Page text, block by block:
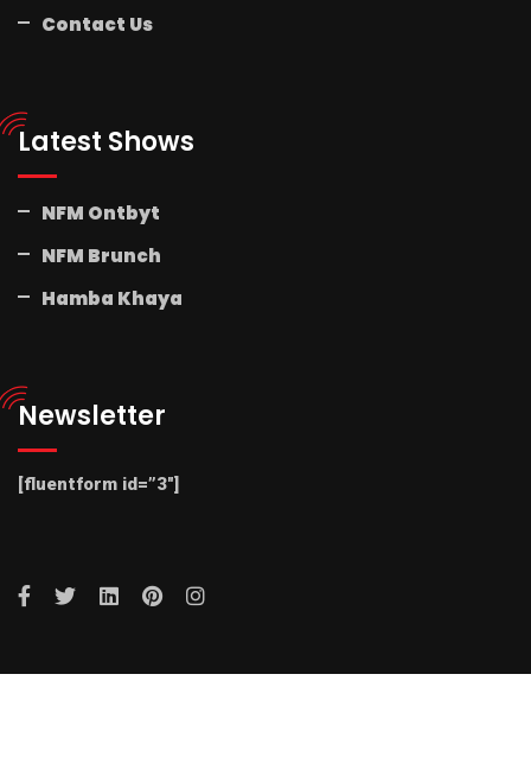
Contact Us
Latest Shows
NFM Ontbyt
NFM Brunch
Hamba Khaya
Newsletter
[fluentform id=”3″]